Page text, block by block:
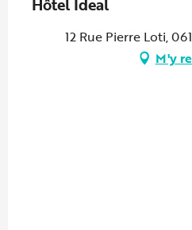
12 Rue Pierre Loti,
M'y